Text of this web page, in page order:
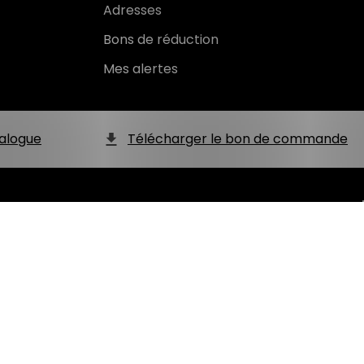
Adresses
Bons de réduction
Mes alertes
Télécharger le bon de commande